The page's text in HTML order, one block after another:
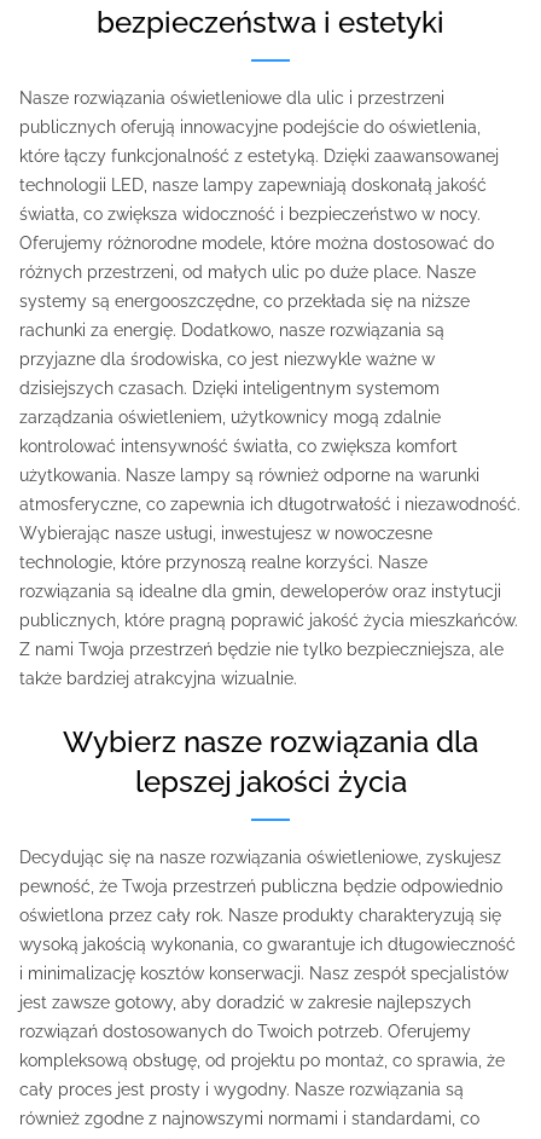
bezpieczeństwa i estetyki
Nasze rozwiązania oświetleniowe dla ulic i przestrzeni
publicznych oferują innowacyjne podejście do oświetlenia,
które łączy funkcjonalność z estetyką. Dzięki zaawansowanej
technologii LED, nasze lampy zapewniają doskonałą jakość
światła, co zwiększa widoczność i bezpieczeństwo w nocy.
Oferujemy różnorodne modele, które można dostosować do
różnych przestrzeni, od małych ulic po duże place. Nasze
systemy są energooszczędne, co przekłada się na niższe
rachunki za energię. Dodatkowo, nasze rozwiązania są
przyjazne dla środowiska, co jest niezwykle ważne w
dzisiejszych czasach. Dzięki inteligentnym systemom
zarządzania oświetleniem, użytkownicy mogą zdalnie
kontrolować intensywność światła, co zwiększa komfort
użytkowania. Nasze lampy są również odporne na warunki
atmosferyczne, co zapewnia ich długotrwałość i niezawodność.
Wybierając nasze usługi, inwestujesz w nowoczesne
technologie, które przynoszą realne korzyści. Nasze
rozwiązania są idealne dla gmin, deweloperów oraz instytucji
publicznych, które pragną poprawić jakość życia mieszkańców.
Z nami Twoja przestrzeń będzie nie tylko bezpieczniejsza, ale
także bardziej atrakcyjna wizualnie.
wybierz nasze rozwiązania dla
lepszej jakości życia
Decydując się na nasze rozwiązania oświetleniowe, zyskujesz
pewność, że Twoja przestrzeń publiczna będzie odpowiednio
oświetlona przez cały rok. Nasze produkty charakteryzują się
wysoką jakością wykonania, co gwarantuje ich długowieczność
i minimalizację kosztów konserwacji. Nasz zespół specjalistów
jest zawsze gotowy, aby doradzić w zakresie najlepszych
rozwiązań dostosowanych do Twoich potrzeb. Oferujemy
kompleksową obsługę, od projektu po montaż, co sprawia, że
cały proces jest prosty i wygodny. Nasze rozwiązania są
również zgodne z najnowszymi normami i standardami, co